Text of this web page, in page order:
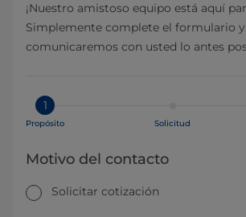
¡Nuestro amistoso equipo está aquí
Simplemente complete el formulario
comunicaremos con usted lo antes
1
Propósito Solicitud
Motivo del contacto
Solicitar cotización